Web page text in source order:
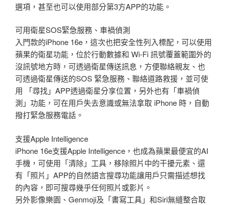
選項，甚至也可以使用部分第3方APP的功能。
可用衛星SOS緊急服務、車禍偵測
入門款的iPhone 16e，這次也把安全性列入標配，可以使用
蘋果的衛星功能，位於行動數據和 Wi-Fi 訊號覆蓋範圍外的
沒訊號地方時，可透過衛星傳送訊息，方便聯絡親友、也
可透過衛星傳送的SOS 緊急服務、聯絡道路救援，並可使
用 「尋找」APP透過衛星分享位置，另外也有「車禍偵
測」功能，可在用戶失去意識或無法拿取 iPhone 時，自動
撥打緊急服務電話。
支援Apple Intelligence
iPhone 16e支援Apple Intelligence，也成為蘋果最便宜的AI
手機，可使用「清除」工具，移除照片中的干擾元素、還
有「照片」APP的自然語言搜尋功能讓用戶只需描述想找
的內容，即可搜尋幾乎任何照片或影片。
另外影像樂園、Genmoji及「書寫工具」和Siri無縫整合取